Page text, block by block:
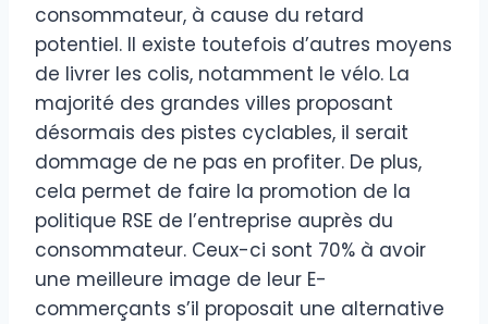
consommateur, à cause du retard
potentiel. Il existe toutefois d’autres moyens
de livrer les colis, notamment le vélo. La
majorité des grandes villes proposant
désormais des pistes cyclables, il serait
dommage de ne pas en profiter. De plus,
cela permet de faire la promotion de la
politique RSE de l’entreprise auprès du
consommateur. Ceux-ci sont 70% à avoir
une meilleure image de leur E-
commerçants s’il proposait une alternative